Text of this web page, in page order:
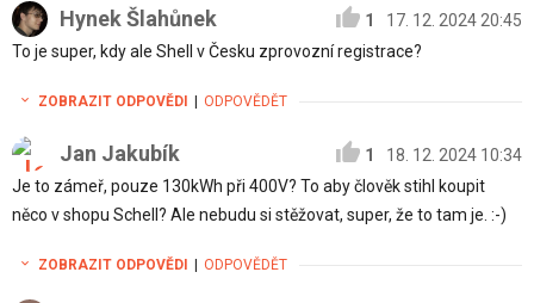
Hynek Šlahůnek 1
17. 12. 2024 20:45
To je super, kdy ale Shell v Česku zprovozní registrace?
ZOBRAZIT ODPOVĚDI ODPOVĚDĚT
Jan Jakubík 1
18. 12. 2024 10:34
Je to zámeř, pouze 130kWh při 400V? To aby člověk stihl koupit
něco v shopu Schell? Ale nebudu si stěžovat, super, že to tam je. :-)
ZOBRAZIT ODPOVĚDI ODPOVĚDĚT